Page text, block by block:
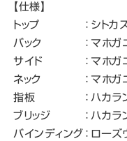
【仕様】
トップ
： シトカ
バック
： マホガ
サイド
： マホガ
ネック
： マホガ
指板
： ハカラ
ブリッジ
： ハカラ
バインディング ： ローズ